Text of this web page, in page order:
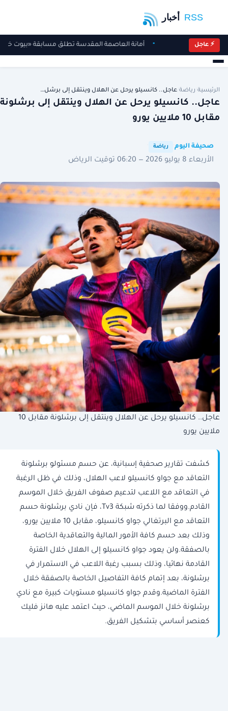
⚡ عاجل أمانة العاصمة المقدسة تطلق مسابقة «بيوت
الرئيسية رياضة عاجل.. كانسيلو يرحل عن الهلال وينتقل إلى برشل…
عاجل.. كانسيلو يرحل عن الهلال وينتقل إلى برشلونة
مقابل 10 ملايين يورو
صحيفة اليوم رياضة
الأربعاء 8 يوليو 2026 — 06:20 توقيت الرياض
عاجل.. كانسيلو يرحل عن الهلال وينتقل إلى برشلونة مقابل 10
ملايين يورو
كشفت تقارير صحفية إسبانية، عن حسم مسئولو برشلونة
التعاقد مع جواو كانسيلو لاعب الهلال، وذلك في ظل الرغبة
في التعاقد مع اللاعب لتدعيم صفوف الفريق خلال الموسم
القادم.ووفقا لما ذكرته شبكة Tv3، فإن نادي برشلونة حسم
التعاقد مع البرتغالي جواو كانسيلو، مقابل 10 ملايين يورو،
وذلك بعد حسم كافة الأمور المالية والتعاقدية الخاصة
بالصفقة.ولن يعود جواو كانسيلو إلى الهلال خلال الفترة
القادمة نهائيا، وذلك بسبب رغبة اللاعب في الاستمرار في
برشلونة، بعد إتمام كافة التفاصيل الخاصة بالصفقة خلال
الفترة الماضية.وقدم جواو كانسيلو مستويات كبيرة مع نادي
برشلونة خلال الموسم الماضي، حيث اعتمد عليه هانز فليك
كعنصر أساسي بتشكيل الفريق.